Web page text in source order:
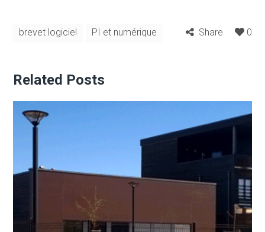
brevet logiciel PI et numérique Share 0
Related Posts